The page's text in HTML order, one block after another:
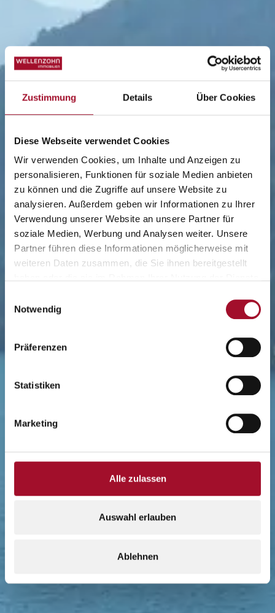
Zustimmung Details Über Cookies
Diese Webseite verwendet Cookies
Wir verwenden Cookies, um Inhalte und Anzeigen zu
personalisieren, Funktionen für soziale Medien anbieten
zu können und die Zugriffe auf unsere Website zu
analysieren. Außerdem geben wir Informationen zu Ihrer
Verwendung unserer Website an unsere Partner für
soziale Medien, Werbung und Analysen weiter. Unsere
Partner führen diese Informationen möglicherweise mit
weiteren Daten zusammen, die Sie ihnen bereitgestellt
Notwendig
Präferenzen
Statistiken
Marketing
Alle zulassen
Auswahl erlauben
Ablehnen